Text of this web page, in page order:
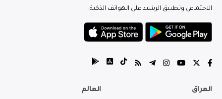
الاجتماعي وتطبيق الرشيد على الهواتف الذكية.
العراق العالم